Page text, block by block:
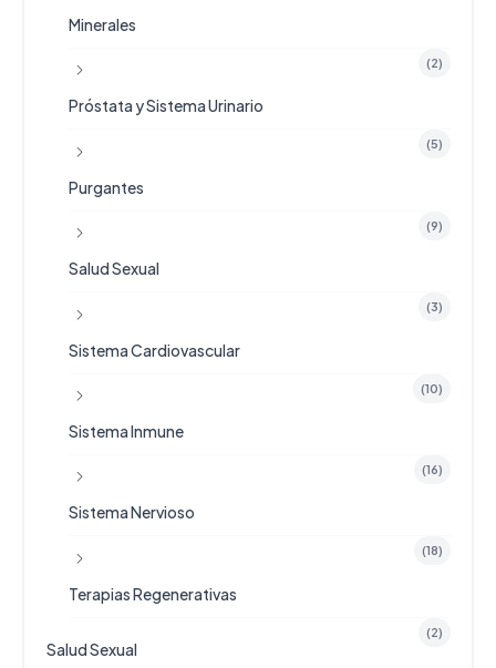
Minerales
(2)
Próstata y Sistema Urinario
(5)
Purgantes
(9)
Salud Sexual
(3)
Sistema Cardiovascular
(10)
Sistema Inmune
(16)
Sistema Nervioso
(18)
Terapias Regenerativas
(2)
Salud Sexual